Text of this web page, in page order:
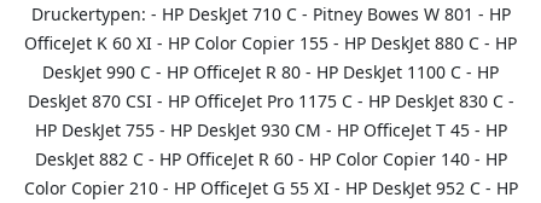
Druckertypen: - HP DeskJet 710 C - Pitney Bowes W 801 - HP
OfficeJet K 60 XI - HP Color Copier 155 - HP DeskJet 880 C - HP
DeskJet 990 C - HP OfficeJet R 80 - HP DeskJet 1100 C - HP
DeskJet 870 CSI - HP OfficeJet Pro 1175 C - HP DeskJet 830 C -
HP DeskJet 755 - HP DeskJet 930 CM - HP OfficeJet T 45 - HP
DeskJet 882 C - HP OfficeJet R 60 - HP Color Copier 140 - HP
Color Copier 210 - HP OfficeJet G 55 XI - HP DeskJet 952 C - HP